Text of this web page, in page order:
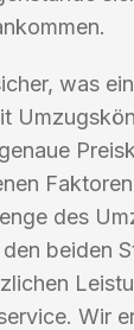
was
des
beiden
Wir